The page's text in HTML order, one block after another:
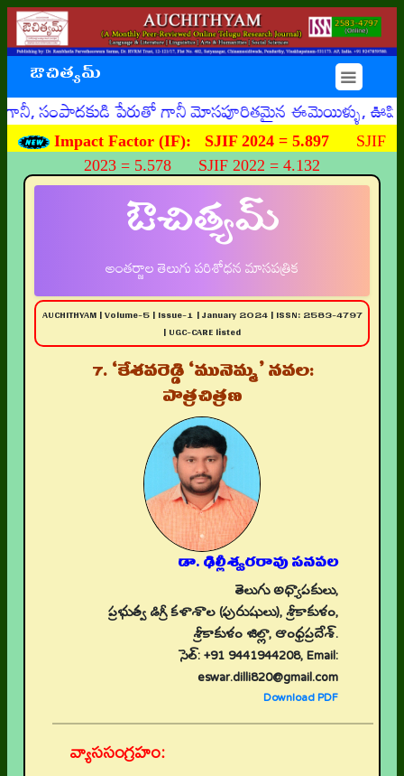
ఔచిత్యమ్ ☰
పేరుతో గానీ మోసపూరితమైన ఈమెయిళ్ళు, ఊహించని రీతిగా
Impact Factor (IF): SJIF 2024 = 5.897 SJIF
2023 = 5.578 SJIF 2022 = 4.132
ఔచిత్యమ్
అంతర్జాల తెలుగు పరిశోధన మాసపత్రిక
AUCHITHYAM | Volume-5 | Issue-1 | January 2024 | ISSN: 2583-4797
| UGC-CARE listed
7. ‘కేశవరెడ్డి ‘మునెమ్మ’ నవల:
పాత్రచిత్రణ
డా. ఢిల్లీశ్వరరావు సనపల
తెలుగు అధ్యాపకులు,
ప్రభుత్వ డిగ్రీ కళాశాల (పురుషులు), శ్రీకాకుళం,
శ్రీకాకుళం జిల్లా, ఆంధ్రప్రదేశ్.
సెల్: +91 9441944208, Email:
eswar.dilli820@gmail.com
Download PDF
వ్యాససంగ్రహం: